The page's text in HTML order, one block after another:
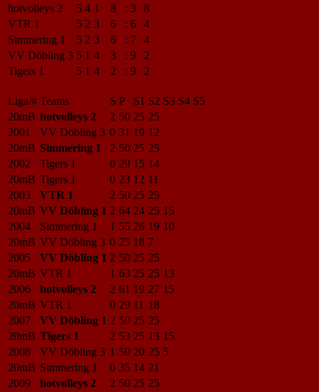
hotvolleys 2
5 4 1 8 : 3
8
VTR 1
5 2 3 6 : 6
4
Simmering 1
5 2 3 6 : 7
4
VV Döbling 3 5 1 4 3 : 9
2
Tigers 1
5 1 4 2 : 9 2
Liga/# Teams S P S1 S2 S3 S4 S5
20mB hotvolleys 2 2 50 25 25
2001
VV Döbling 3 0 31 19 12
20mB Simmering 1 2 50 25 25
2002
Tigers 1 0 29 15 14
20mB Tigers 1 0 23 12 11
2003
VTR 1 2 50 25 25
20mB VV Döbling 1 2 64 24 25 15
2004
Simmering 1 1 55 26 19 10
20mB VV Döbling 3 0 25 18 7
2005
VV Döbling 1 2 50 25 25
20mB VTR 1 1 63 25 25 13
2006
hotvolleys 2 2 61 19 27 15
20mB VTR 1 0 29 11 18
2007
VV Döbling 1 2 50 25 25
20mB Tigers 1 2 53 25 13 15
2008
VV Döbling 3 1 50 20 25 5
20mB Simmering 1 0 35 14 21
2009
hotvolleys 2 2 50 25 25